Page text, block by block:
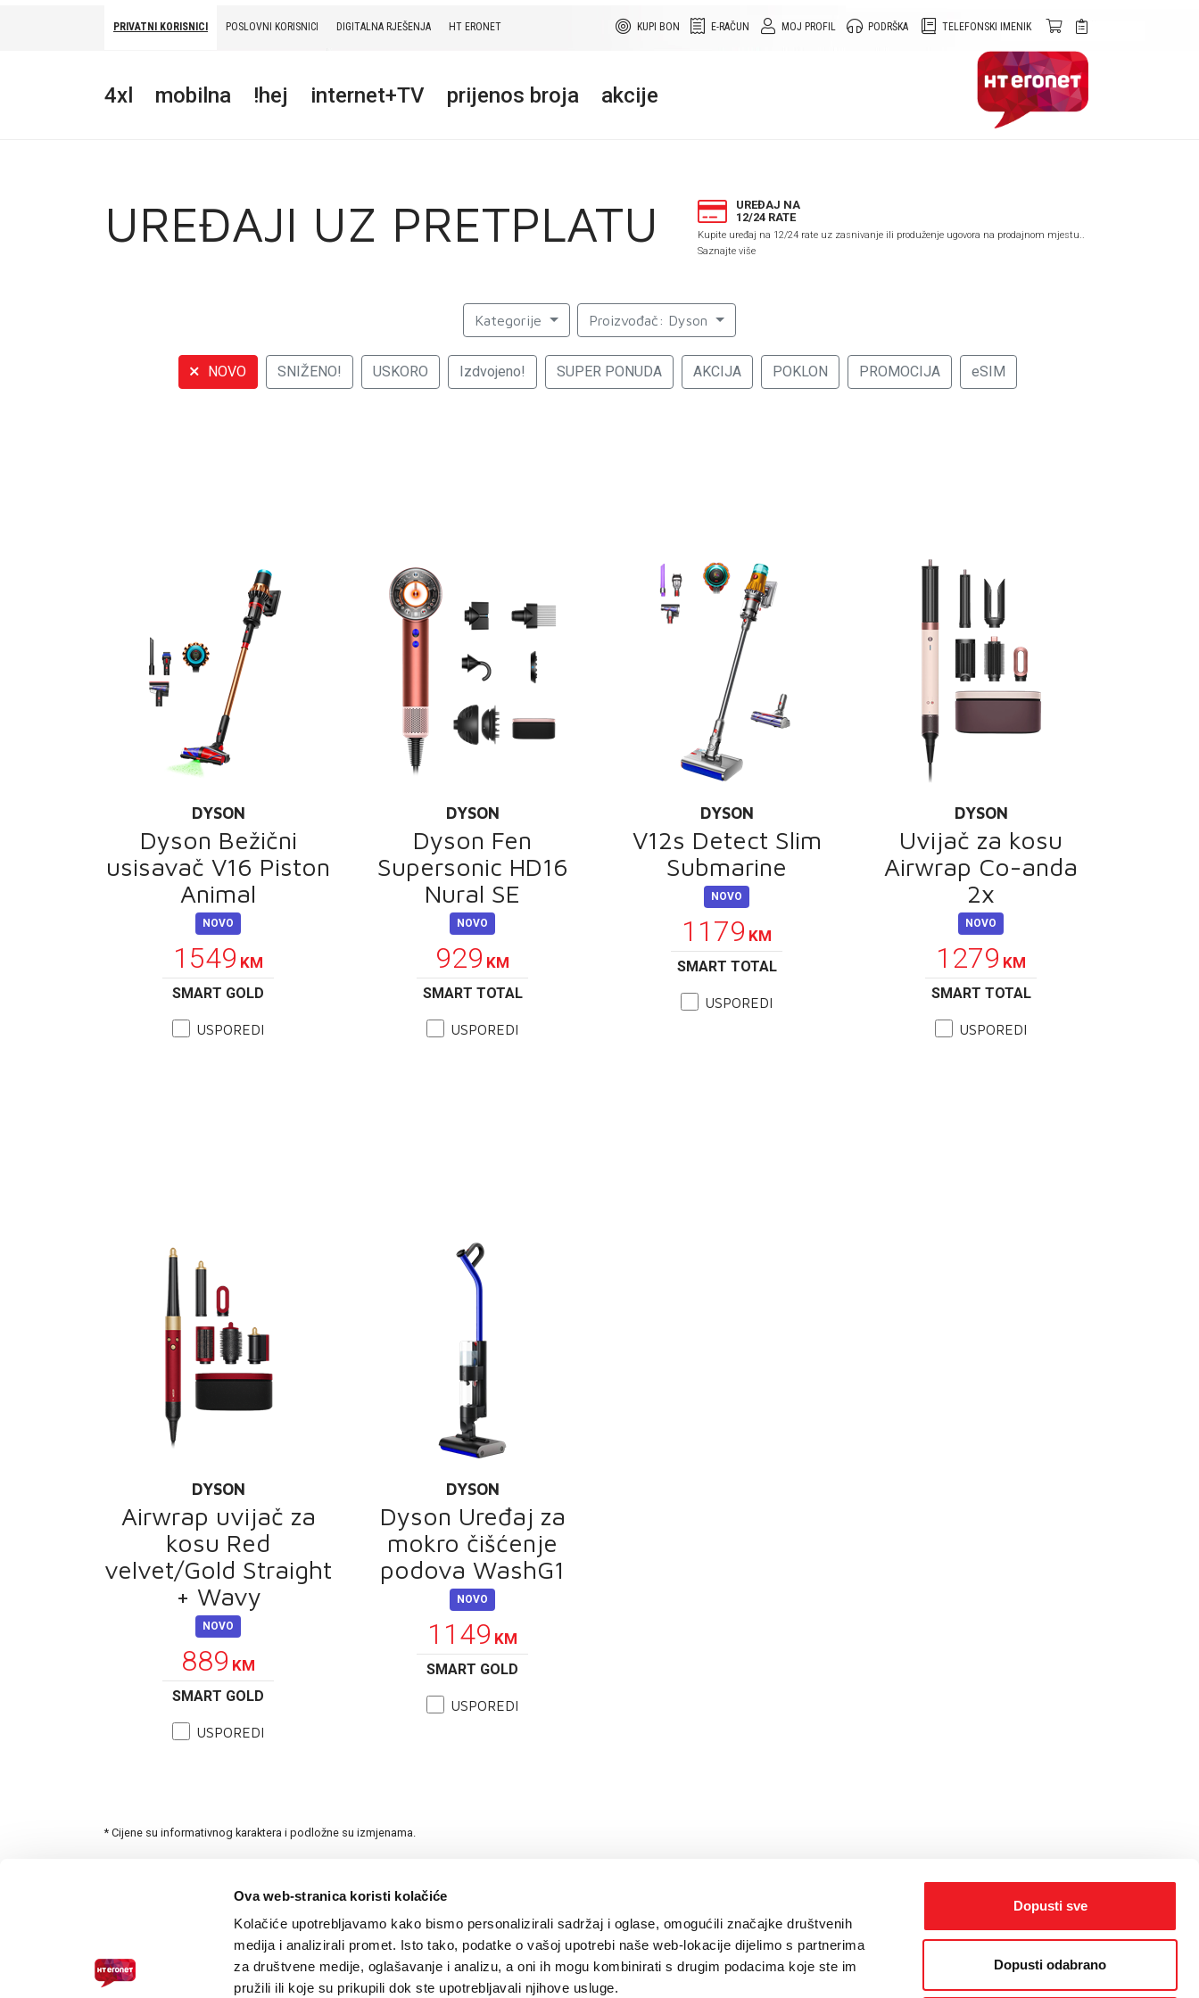
Ova web-stranica koristi kolačiće
Kolačiće upotrebljavamo kako bismo personalizirali sadržaj i oglase, omogućili značajke društvenih
medija i analizirali promet. Isto tako, podatke o vašoj upotrebi naše web-lokacije dijelimo s partnerima
za društvene medije, oglašavanje i analizu, a oni ih mogu kombinirati s drugim podacima koje ste im
pružili ili koje su prikupili dok ste upotrebljavali njihove usluge.
Dopusti sve
Dopusti odabrano
TELEFONSKI IMENIK
PODRŠKA
MOJ PROFIL
E-RAČUN
KUPI BON
PRIVATNI KORISNICI POSLOVNI KORISNICI DIGITALNA RJEŠENJA HT ERONET
4xl mobilna !hej internet+TV prijenos broja akcije
UREĐAJI UZ PRETPLATU
UREĐAJ NA
12/24 RATE
Kupite uređaj na 12/24 rate uz zasnivanje ili produženje ugovora na prodajnom mjestu..
Saznajte više
Kategorije Proizvođač: Dyson
NOVO SNIŽENO! USKORO Izdvojeno! SUPER PONUDA AKCIJA POKLON PROMOCIJA eSIM
DYSON
Dyson Bežični
usisavač V16 Piston
Animal
NOVO
1549 KM
SMART GOLD
USPOREDI
DYSON
Dyson Fen
Supersonic HD16
Nural SE
NOVO
929 KM
SMART TOTAL
USPOREDI
DYSON
V12s Detect Slim
Submarine
NOVO
1179 KM
SMART TOTAL
USPOREDI
DYSON
Uvijač za kosu
Airwrap Co-anda
2x
NOVO
1279 KM
SMART TOTAL
USPOREDI
DYSON
Airwrap uvijač za
kosu Red
velvet/Gold Straight
+ Wavy
NOVO
889 KM
SMART GOLD
USPOREDI
DYSON
Dyson Uređaj za
mokro čišćenje
podova WashG1
NOVO
1149 KM
SMART GOLD
USPOREDI
* Cijene su informativnog karaktera i podložne su izmjenama.